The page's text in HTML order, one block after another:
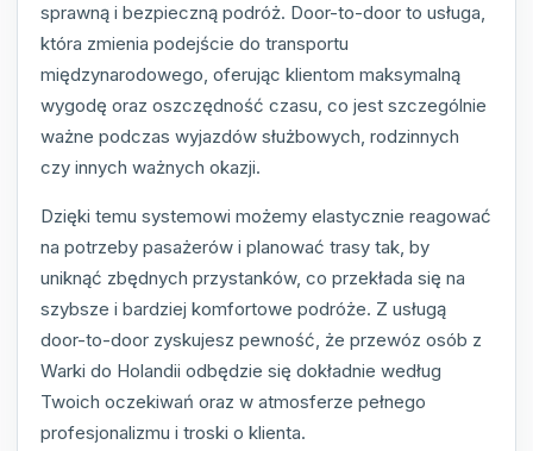
sprawną i bezpieczną podróż. Door-to-door to usługa,
która zmienia podejście do transportu
międzynarodowego, oferując klientom maksymalną
wygodę oraz oszczędność czasu, co jest szczególnie
ważne podczas wyjazdów służbowych, rodzinnych
czy innych ważnych okazji.
Dzięki temu systemowi możemy elastycznie reagować
na potrzeby pasażerów i planować trasy tak, by
uniknąć zbędnych przystanków, co przekłada się na
szybsze i bardziej komfortowe podróże. Z usługą
door-to-door zyskujesz pewność, że przewóz osób z
Warki do Holandii odbędzie się dokładnie według
Twoich oczekiwań oraz w atmosferze pełnego
profesjonalizmu i troski o klienta.